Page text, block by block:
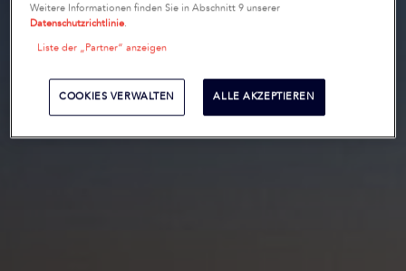
Weitere Informationen finden Sie in Abschnitt 9 unserer
Datenschutzrichtlinie.
Liste der „Partner“ anzeigen
COOKIES VERWALTEN ALLE AKZEPTIEREN